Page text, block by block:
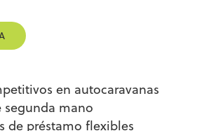
en autocaravanas
segunda mano
de préstamo flexibles